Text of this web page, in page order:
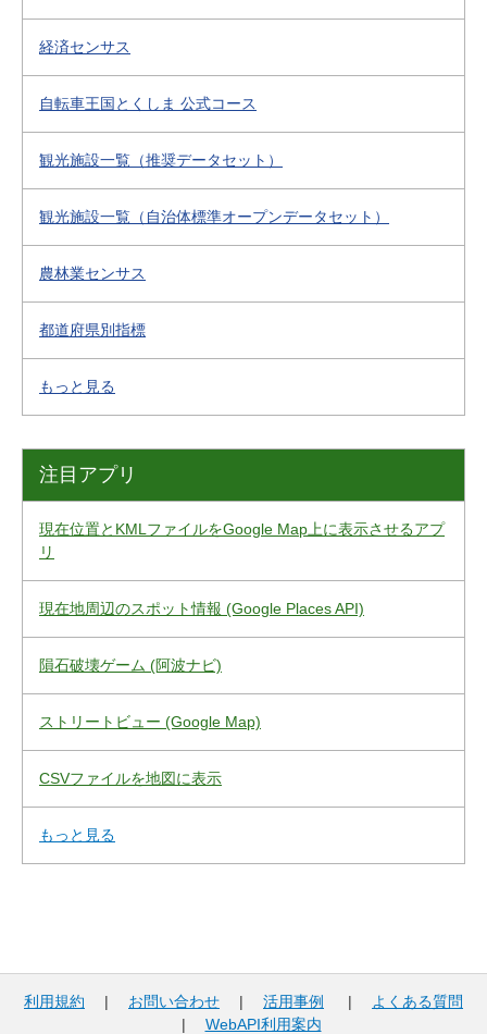
経済センサス
自転車王国とくしま 公式コース
観光施設一覧（推奨データセット）
観光施設一覧（自治体標準オープンデータセット）
農林業センサス
都道府県別指標
もっと見る
注目アプリ
現在位置とKMLファイルをGoogle Map上に表示させるアプ
リ
現在地周辺のスポット情報 (Google Places API)
隕石破壊ゲーム (阿波ナビ)
ストリートビュー (Google Map)
CSVファイルを地図に表示
もっと見る
利用規約 | お問い合わせ | 活用事例 |
よくある質問
| WebAPI利用案内